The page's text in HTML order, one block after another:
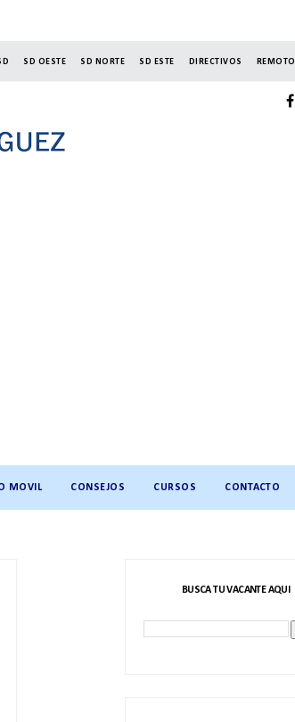
SD OESTE SD NORTE SD ESTE DIRECTIVOS REMOTO
MOVIL CONSEJOS CURSOS CONTACTO
BUSCA TU VACANTE AQUI